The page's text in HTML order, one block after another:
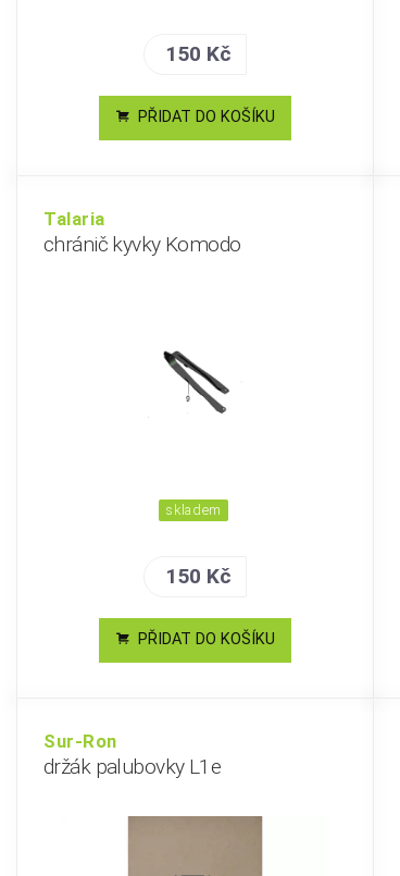
150 Kč
PŘIDAT DO KOŠÍKU
Talaria
chránič kyvky Komodo
skladem
150 Kč
PŘIDAT DO KOŠÍKU
Sur-Ron
držák palubovky L1e